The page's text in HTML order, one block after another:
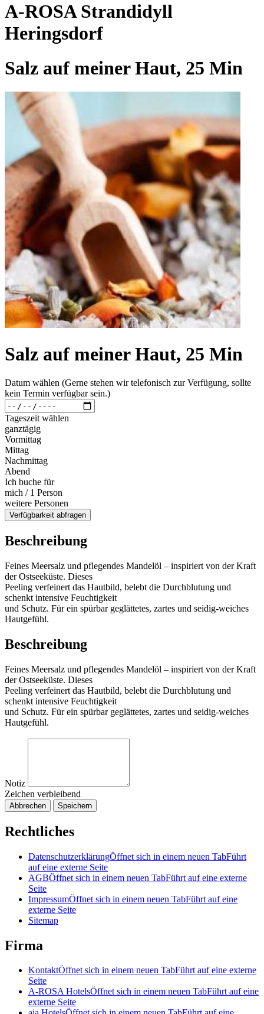
A-ROSA Strandidyll
Heringsdorf
Salz auf meiner Haut, 25 Min
Salz auf meiner Haut, 25 Min
Datum wählen (Gerne stehen wir telefonisch zur Verfügung, sollte
kein Termin verfügbar sein.)
Tageszeit wählen
ganztägig
Vormittag
Mittag
Nachmittag
Abend
Ich buche für
mich / 1 Person
weitere Personen
Verfügbarkeit abfragen
Beschreibung
Feines Meersalz und pflegendes Mandelöl – inspiriert von der Kraft
der Ostseeküste. Dieses
Peeling verfeinert das Hautbild, belebt die Durchblutung und
schenkt intensive Feuchtigkeit
und Schutz. Für ein spürbar geglättetes, zartes und seidig-weiches
Hautgefühl.
Beschreibung
Feines Meersalz und pflegendes Mandelöl – inspiriert von der Kraft
der Ostseeküste. Dieses
Peeling verfeinert das Hautbild, belebt die Durchblutung und
schenkt intensive Feuchtigkeit
und Schutz. Für ein spürbar geglättetes, zartes und seidig-weiches
Hautgefühl.
Notiz
Zeichen verbleibend
Abbrechen Speichern
Rechtliches
DatenschutzerklärungÖffnet sich in einem neuen TabFührt
auf eine externe Seite
AGBÖffnet sich in einem neuen TabFührt auf eine externe
Seite
ImpressumÖffnet sich in einem neuen TabFührt auf eine
externe Seite
Sitemap
Firma
KontaktÖffnet sich in einem neuen TabFührt auf eine externe
Seite
A-ROSA HotelsÖffnet sich in einem neuen TabFührt auf eine
externe Seite